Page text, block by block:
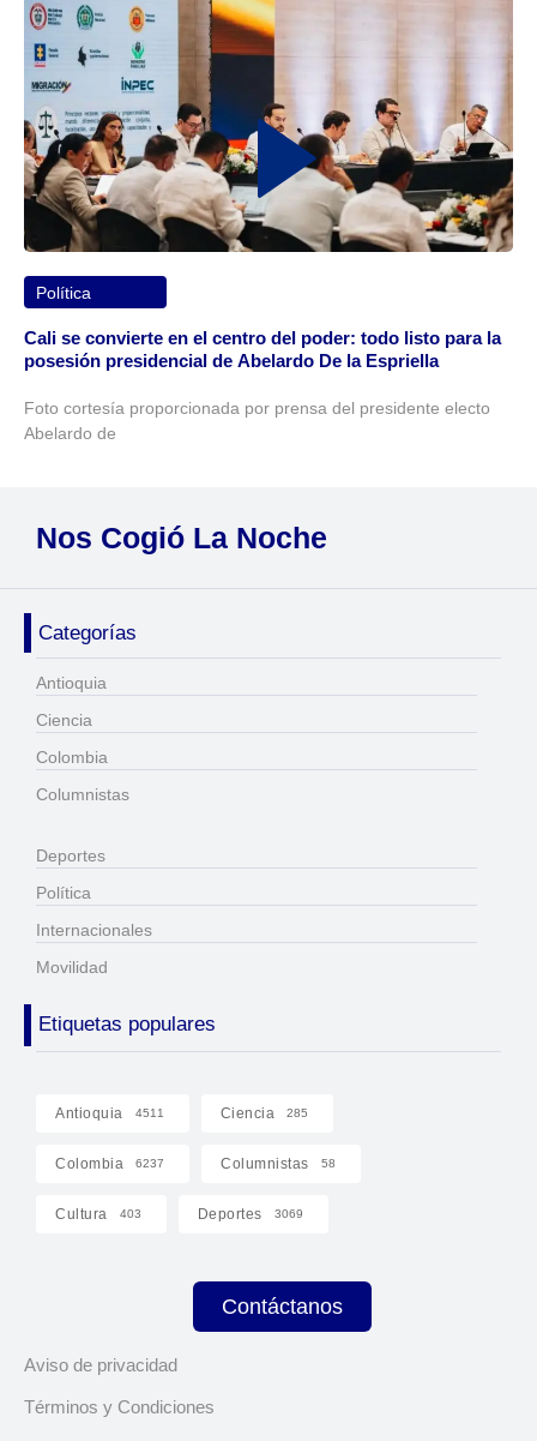
Política
Cali se convierte en el centro del poder: todo listo para la
posesión presidencial de Abelardo De la Espriella
Foto cortesía proporcionada por prensa del presidente electo
Abelardo de
Nos Cogió La Noche
Categorías
Antioquia
Ciencia
Colombia
Columnistas
Deportes
Política
Internacionales
Movilidad
Etiquetas populares
Antioquia 4511 Ciencia 285
Colombia 6237 Columnistas 58
Cultura 403 Deportes 3069
Contáctanos
Aviso de privacidad
Términos y Condiciones